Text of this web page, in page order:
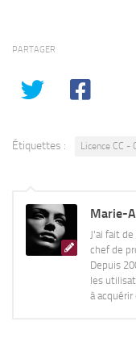
PARTAGER
Étiquettes : Licence CC -
Marie-
J'ai fait
chef de
Depuis
les
à